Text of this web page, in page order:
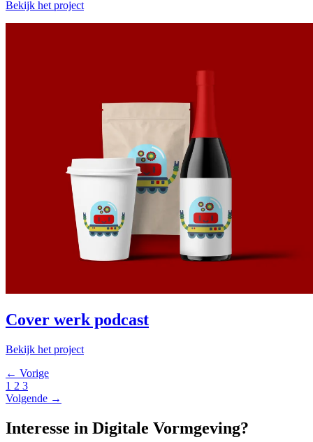
Bekijk het project
Cover werk podcast
Bekijk het project
← Vorige
1 2 3
Volgende →
Interesse in Digitale Vormgeving?